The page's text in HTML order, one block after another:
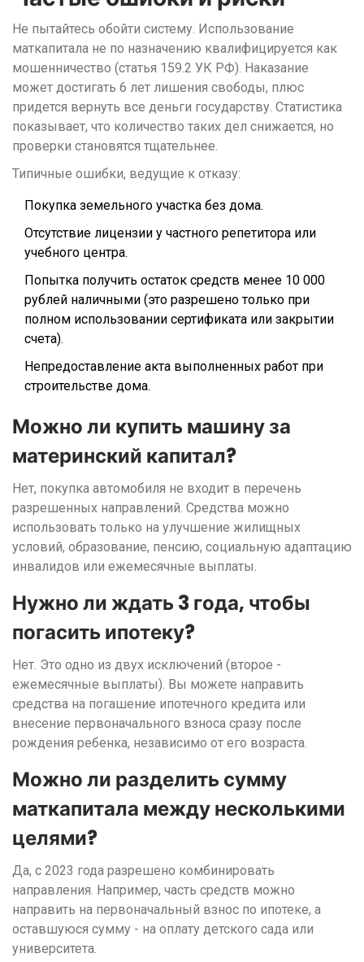
Не пытайтесь обойти систему. Использование
маткапитала не по назначению квалифицируется как
мошенничество (статья 159.2 УК РФ). Наказание
может достигать 6 лет лишения свободы, плюс
придется вернуть все деньги государству. Статистика
показывает, что количество таких дел снижается, но
проверки становятся тщательнее.
Типичные ошибки, ведущие к отказу:
Покупка земельного участка без дома.
Отсутствие лицензии у частного репетитора или
учебного центра.
Попытка получить остаток средств менее 10 000
рублей наличными (это разрешено только при
полном использовании сертификата или закрытии
счета).
Непредоставление акта выполненных работ при
строительстве дома.
Можно ли купить машину за
материнский капитал?
Нет, покупка автомобиля не входит в перечень
разрешенных направлений. Средства можно
использовать только на улучшение жилищных
условий, образование, пенсию, социальную адаптацию
инвалидов или ежемесячные выплаты.
Нужно ли ждать 3 года, чтобы
погасить ипотеку?
Нет. Это одно из двух исключений (второе -
ежемесячные выплаты). Вы можете направить
средства на погашение ипотечного кредита или
внесение первоначального взноса сразу после
рождения ребенка, независимо от его возраста.
Можно ли разделить сумму
маткапитала между несколькими
целями?
Да, с 2023 года разрешено комбинировать
направления. Например, часть средств можно
направить на первоначальный взнос по ипотеке, а
оставшуюся сумму - на оплату детского сада или
университета.